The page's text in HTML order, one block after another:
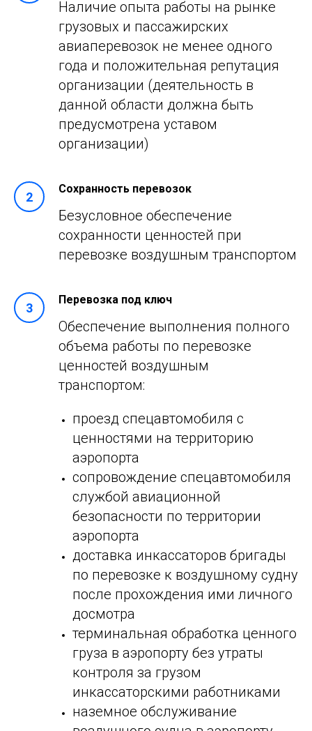
Наличие опыта работы на рынке
грузовых и пассажирских
авиаперевозок не менее одного
года и положительная репутация
организации (деятельность в
данной области должна быть
предусмотрена уставом
организации)
Сохранность перевозок
Безусловное обеспечение
сохранности ценностей при
перевозке воздушным транспортом
Перевозка под ключ
Обеспечение выполнения полного
объема работы по перевозке
ценностей воздушным
транспортом:
проезд спецавтомобиля с
ценностями на территорию
аэропорта
сопровождение спецавтомобиля
службой авиационной
безопасности по территории
аэропорта
доставка инкассаторов бригады
по перевозке к воздушному судну
после прохождения ими личного
досмотра
терминальная обработка ценного
груза в аэропорту без утраты
контроля за грузом
инкассаторскими работниками
наземное обслуживание